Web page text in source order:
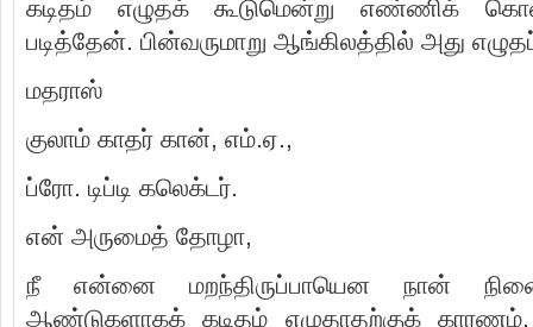
கடிதம் எழுதக் கூடுமென்று எண்ணிக்
படித்தேன். பின்வருமாறு ஆங்கிலத்தில் அது
மதராஸ்
குலாம் காதர் கான், எம்.ஏ.,
ப்ரோ. டிப்டி கலெக்டர்.
என் அருமைத் தோழா,
நீ என்னை மறந்திருப்பாயென நான்
ஆண்டுகளாகக் கடிதம் எழுதாதற்குக் காரணம்,